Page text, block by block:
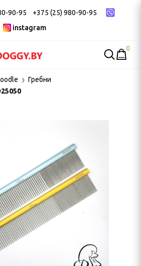
90-95
+375 (25) 980-90-95
instagram
0
Гребни